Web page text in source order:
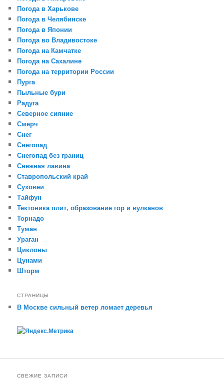
Погода в Харькове
Погода в Челябинске
Погода в Японии
Погода во Владивостоке
Погода на Камчатке
Погода на Сахалине
Погода на территории России
Пурга
Пыльные бури
Радуга
Северное сияние
Смерч
Снег
Снегопад
Снегопад без границ
Снежная лавина
Ставропольский край
Суховеи
Тайфун
Тектоника плит, образование гор и вулканов
Торнадо
Туман
Ураган
Циклоны
Цунами
Шторм
СТРАНИЦЫ
В Москве сильный ветер ломает деревья
СВЕЖИЕ ЗАПИСИ